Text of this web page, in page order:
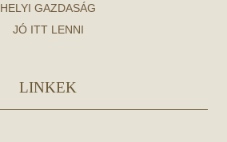
HELYI GAZDASÁG
JÓ ITT LENNI
LINKEK